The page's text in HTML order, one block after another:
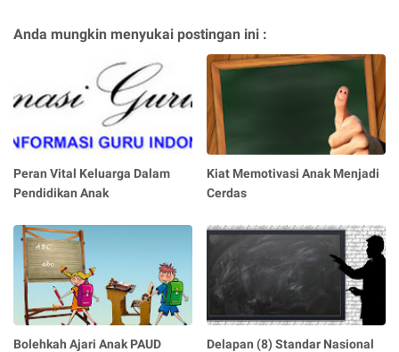
Anda mungkin menyukai postingan ini :
Peran Vital Keluarga Dalam
Pendidikan Anak
Kiat Memotivasi Anak Menjadi
Cerdas
Bolehkah Ajari Anak PAUD
Delapan (8) Standar Nasional